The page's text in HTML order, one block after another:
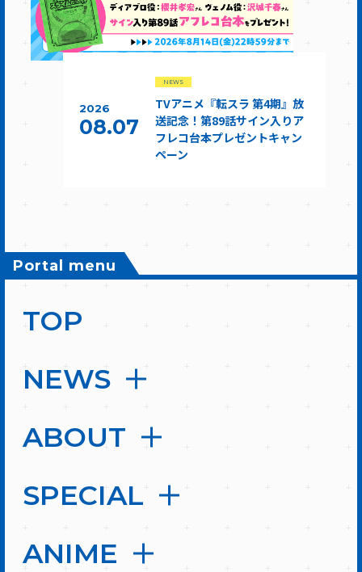
2026
08.07
NEWS
TVアニメ『転スラ 第4期』放
送記念！第89話サイン入りア
フレコ台本プレゼントキャン
ペーン
Portal menu
TOP
NEWS
ABOUT
SPECIAL
ANIME